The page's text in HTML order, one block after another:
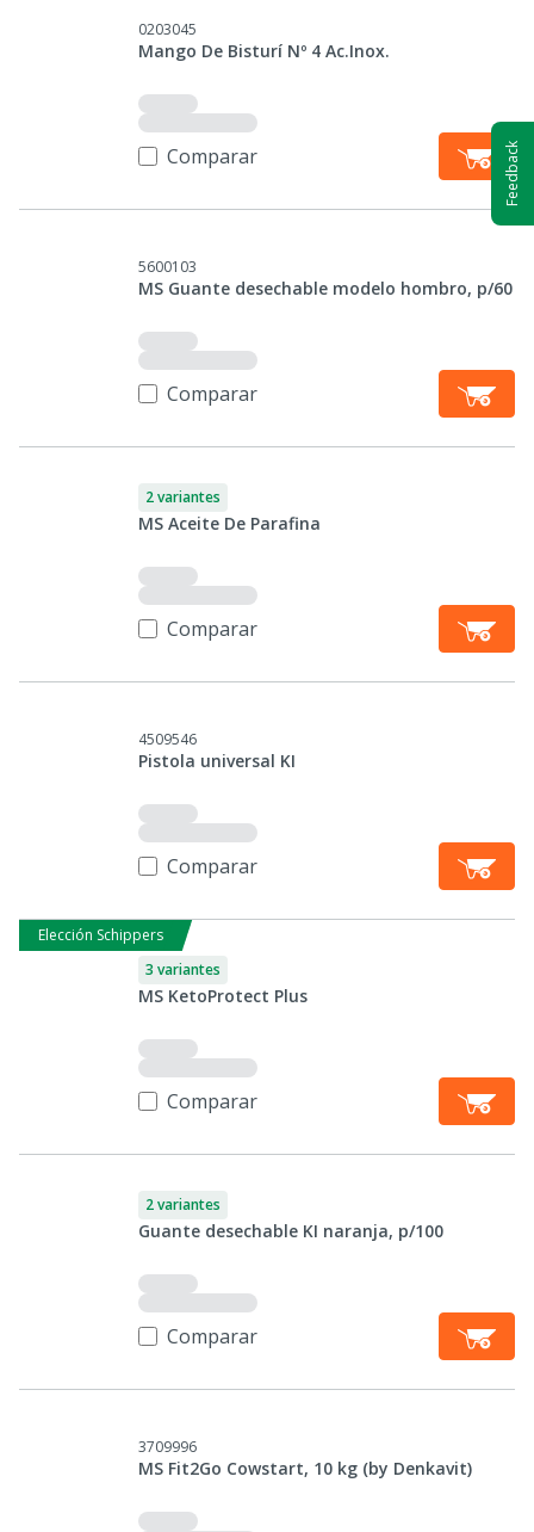
0203045
Mango De Bisturí Nº 4 Ac.Inox.
Comparar
5600103
MS Guante desechable modelo hombro, p/60
Comparar
2 variantes
MS Aceite De Parafina
Comparar
4509546
Pistola universal KI
Comparar
Elección Schippers
3 variantes
MS KetoProtect Plus
Comparar
2 variantes
Guante desechable KI naranja, p/100
Comparar
3709996
MS Fit2Go Cowstart, 10 kg (by Denkavit)
Feedback